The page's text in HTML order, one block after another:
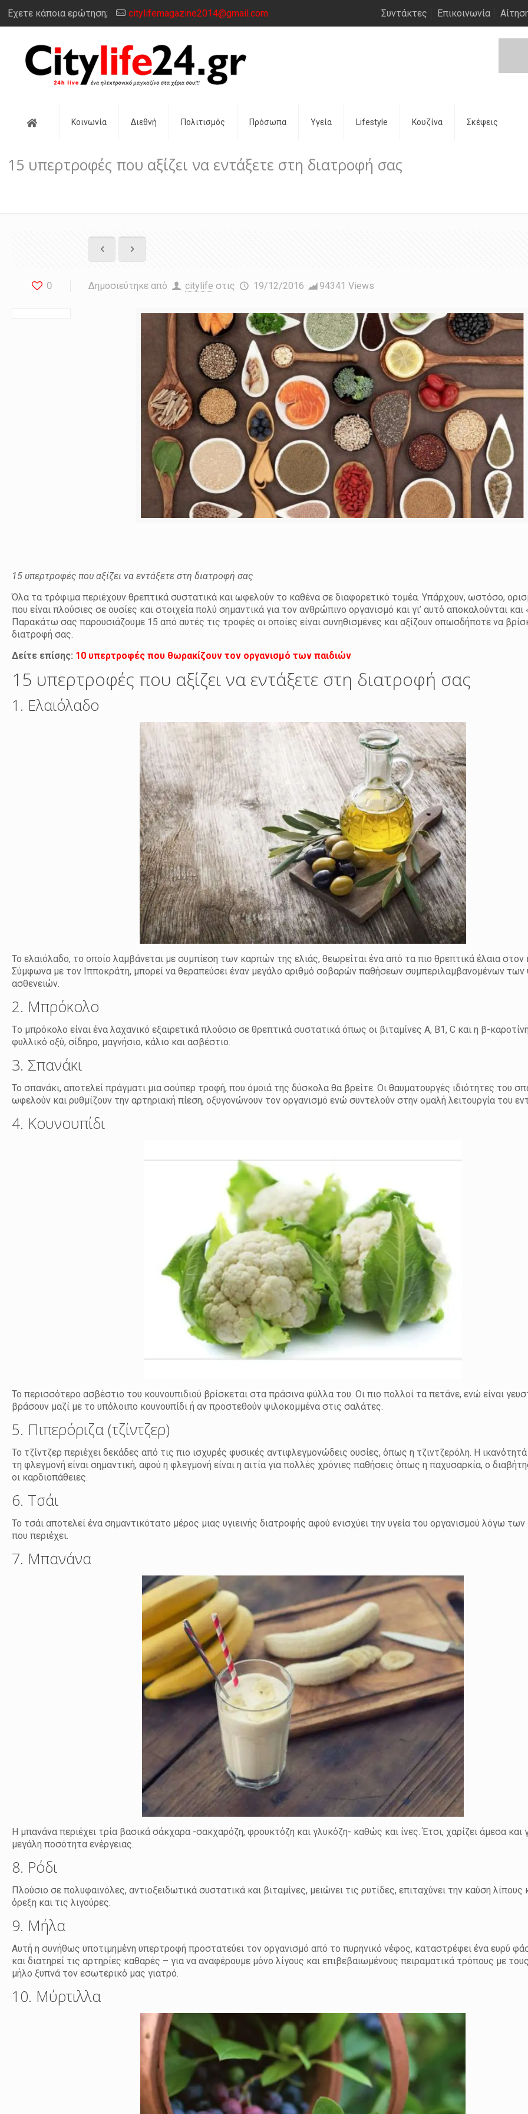
Έχετε κάποια ερώτηση; citylifemagazine2014@gmail.com Συντάκτες Επικοινωνία
Αρχική Κοινωνία Διεθνή Πολιτισμός Πρόσωπα Υγεία Lifestyle Κουζίνα Σκέψεις
15 υπερτροφές που αξίζει να εντάξετε στη διατροφή σας
0 Δημοσιεύτηκε από citylife στις 19/12/2016 94341 Views
15 υπερτροφές που αξίζει να εντάξετε στη διατροφή σας
Όλα τα τρόφιμα περιέχουν θρεπτικά συστατικά και ωφελούν το καθένα σε διαφορετικό τομέα. Υπάρχουν, ωστόσο,
που είναι πλούσιες σε ουσίες και στοιχεία πολύ σημαντικά για τον ανθρώπινο οργανισμό και γι’ αυτό αποκαλούνται
Παρακάτω σας παρουσιάζουμε 15 από αυτές τις τροφές οι οποίες είναι συνηθισμένες και αξίζουν οπωσδήποτε να
διατροφή σας.
Δείτε επίσης: 10 υπερτροφές που θωρακίζουν τον οργανισμό των παιδιών
15 υπερτροφές που αξίζει να εντάξετε στη διατροφή σας
1. Ελαιόλαδο
Το ελαιόλαδο, το οποίο λαμβάνεται με συμπίεση των καρπών της ελιάς, θεωρείται ένα από τα πιο θρεπτικά έλαια στον
Σύμφωνα με τον Ιπποκράτη, μπορεί να θεραπεύσει έναν μεγάλο αριθμό σοβαρών παθήσεων συμπεριλαμβανομένων των
ασθενειών.
2. Μπρόκολο
Tο μπρόκολο είναι ένα λαχανικό εξαιρετικά πλούσιο σε θρεπτικά συστατικά όπως οι βιταμίνες A, B1, C και η β-
φυλλικό οξύ, σίδηρο, μαγνήσιο, κάλιο και ασβέστιο.
3. Σπανάκι
Το σπανάκι, αποτελεί πράγματι μια σούπερ τροφή, που όμοιά της δύσκολα θα βρείτε. Οι θαυματουργές ιδιότητες του
ωφελούν και ρυθμίζουν την αρτηριακή πίεση, οξυγονώνουν τον οργανισμό ενώ συντελούν στην ομαλή λειτουργία του
4. Κουνουπίδι
Το περισσότερο ασβέστιο του κουνουπιδιού βρίσκεται στα πράσινα φύλλα του. Οι πιο πολλοί τα πετάνε, ενώ είναι
βράσουν μαζί με το υπόλοιπο κουνουπίδι ή αν προστεθούν ψιλοκομμένα στις σαλάτες.
5. Πιπερόριζα (τζίντζερ)
Το τζίντζερ περιέχει δεκάδες από τις πιο ισχυρές φυσικές αντιφλεγμονώδεις ουσίες, όπως η τζιντζερόλη. Η
τη φλεγμονή είναι σημαντική, αφού η φλεγμονή είναι η αιτία για πολλές χρόνιες παθήσεις όπως η παχυσαρκία, ο
οι καρδιοπάθειες.
6. Τσάι
Το τσάι αποτελεί ένα σημαντικότατο μέρος μιας υγιεινής διατροφής αφού ενισχύει την υγεία του οργανισμού λόγω
που περιέχει.
7. Μπανάνα
Η μπανάνα περιέχει τρία βασικά σάκχαρα -σακχαρόζη, φρουκτόζη και γλυκόζη- καθώς και ίνες. Έτσι, χαρίζει άμεσα και
μεγάλη ποσότητα ενέργειας.
8. Ρόδι
Πλούσιο σε πολυφαινόλες, αντιοξειδωτικά συστατικά και βιταμίνες, μειώνει τις ρυτίδες, επιταχύνει την καύση λίπους
όρεξη και τις λιγούρες.
9. Μήλα
Αυτή η συνήθως υποτιμημένη υπερτροφή προστατεύει τον οργανισμό από το πυρηνικό νέφος, καταστρέφει ένα ευρύ
και διατηρεί τις αρτηρίες καθαρές – για να αναφέρουμε μόνο λίγους και επιβεβαιωμένους πειραματικά τρόπους με
μήλο ξυπνά τον εσωτερικό μας γιατρό.
10. Μύρτιλλα